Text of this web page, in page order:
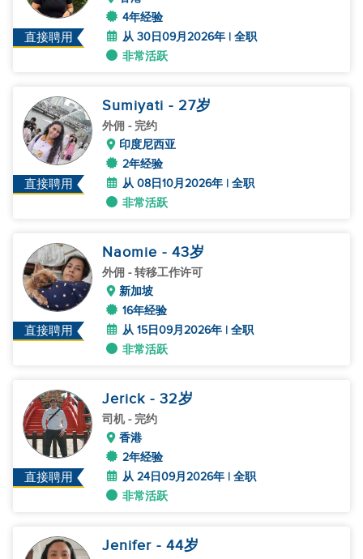
直接聘用
4年经验
从 30日09月2026年 | 全职
非常活跃
直接聘用
Sumiyati - 27岁
外佣 - 完约
印度尼西亚
2年经验
从 08日10月2026年 | 全职
非常活跃
直接聘用
Naomie - 43岁
外佣 - 转移工作许可
新加坡
16年经验
从 15日09月2026年 | 全职
非常活跃
直接聘用
Jerick - 32岁
司机- 完约
香港
2年经验
从 24日09月2026年 | 全职
非常活跃
Jenifer - 44岁